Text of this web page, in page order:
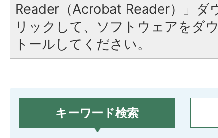
Reader（Acrobat Reader）」ダ
リックして、ソフトウェアをダ
トールしてください。
キーワード検索